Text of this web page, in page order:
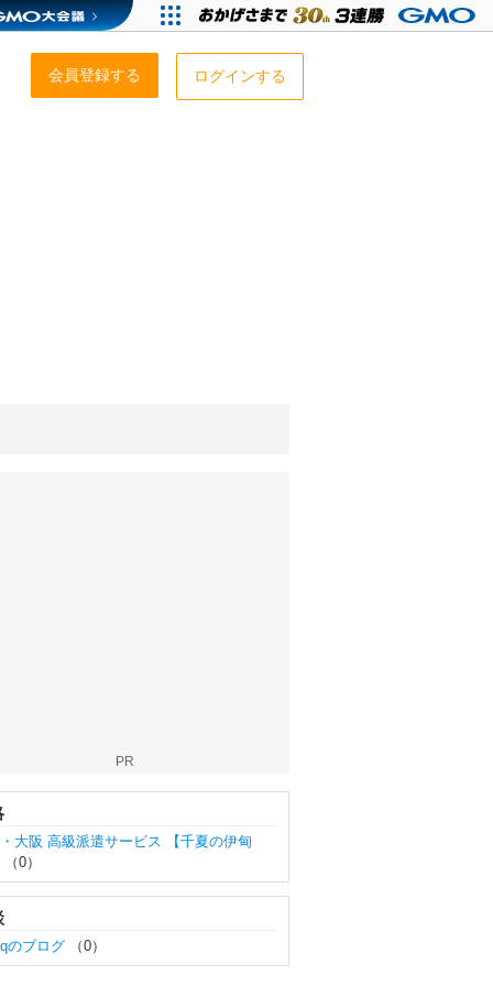
会員登録する ログインする
PR
大阪 高級派遣サービス 【千夏の伊甸
（0）
のブログ （0）